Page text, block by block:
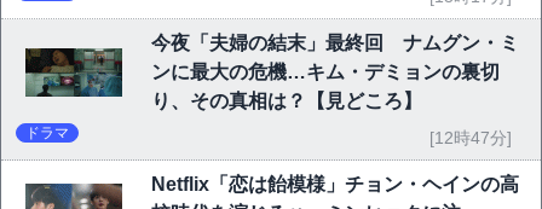
今夜「夫婦の結末」最終回 ナムグン・ミ
ンに最大の危機…キム・デミョンの裏切
り、その真相は？【見どころ】
ドラマ [12時47分]
Netflix「恋は飴模様」チョン・ヘインの高